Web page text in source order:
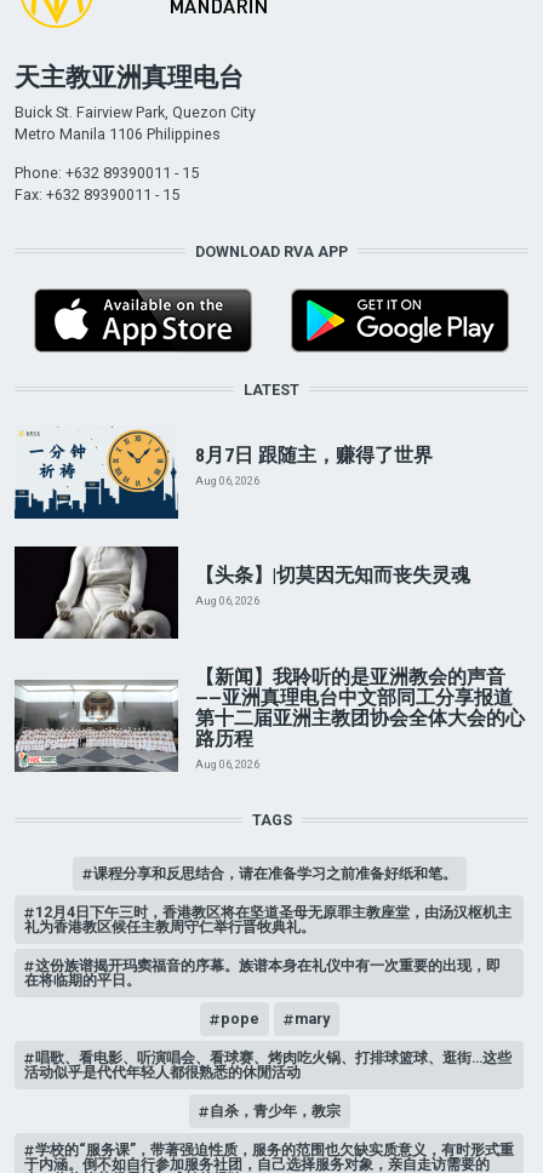
天主教亚洲真理电台
Buick St. Fairview Park, Quezon City
Metro Manila 1106 Philippines
Phone: +632 89390011 - 15
Fax: +632 89390011 - 15
DOWNLOAD RVA APP
LATEST
8月7日 跟随主，赚得了世界
Aug 06, 2026
【头条】|切莫因无知而丧失灵魂
Aug 06, 2026
【新闻】我聆听的是亚洲教会的声音
——亚洲真理电台中文部同工分享报道
第十二届亚洲主教团协会全体大会的心
路历程
Aug 06, 2026
TAGS
课程分享和反思结合，请在准备学习之前准备好纸和笔。
12月4日下午三时，香港教区将在坚道圣母无原罪主教座堂，由汤汉枢机主
礼为香港教区候任主教周守仁举行晋牧典礼。
这份族谱揭开玛窦福音的序幕。族谱本身在礼仪中有一次重要的出现，即
在将临期的平日。
pope mary
唱歌、看电影、听演唱会、看球赛、烤肉吃火锅、打排球篮球、逛街…这些
活动似乎是代代年轻人都很熟悉的休閒活动
自杀，青少年，教宗
学校的“服务课”，带著强迫性质，服务的范围也欠缺实质意义，有时形式重
于内涵。倒不如自行参加服务社团，自己选择服务对象，亲自走访需要的